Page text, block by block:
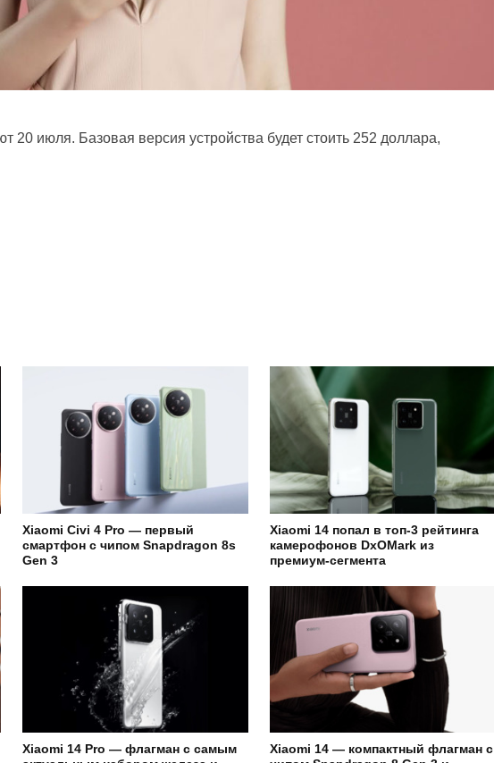
20 июля. Базовая версия устройства будет стоить 252 доллара,
Xiaomi Civi 4 Pro — первый
смартфон с чипом Snapdragon 8s
Gen 3
Xiaomi 14 попал в топ-3 рейтинга
камерофонов DxOMark из
премиум-сегмента
Xiaomi 14 Pro — флагман с самым
Xiaomi 14 — компактный флагман с